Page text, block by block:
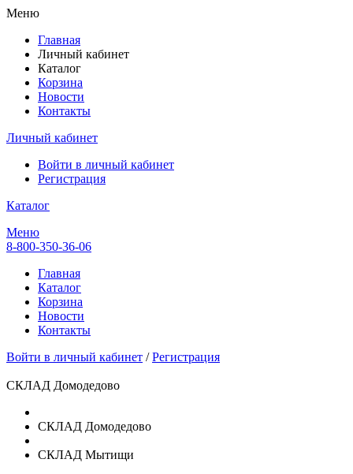
Меню
Главная
Личный кабинет
Каталог
Корзина
Новости
Контакты
Личный кабинет
Войти в личный кабинет
Регистрация
Каталог
Меню
8-800-350-36-06
Главная
Каталог
Корзина
Новости
Контакты
Войти в личный кабинет /Регистрация
СКЛАД Домодедово
СКЛАД Домодедово
СКЛАД Мытищи